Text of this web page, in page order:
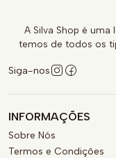
A Silva Shop é
temos de todos os
Siga-nos
INFORMAÇÕES
Sobre Nós
Termos e Condições